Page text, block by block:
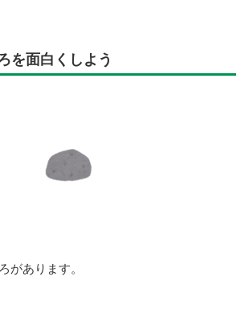
を面白くしよう
があります。